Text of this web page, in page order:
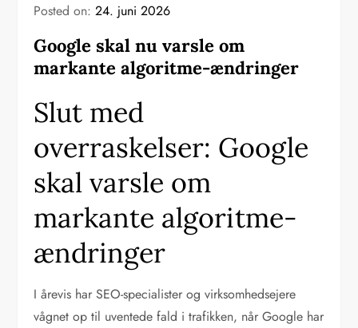
Posted on:24. juni 2026
Google skal nu varsle om
markante algoritme-ændringer
Slut med
overraskelser: Google
skal varsle om
markante algoritme-
ændringer
I årevis har SEO-specialister og virksomhedsejere
vågnet op til uventede fald i trafikken, når Google har